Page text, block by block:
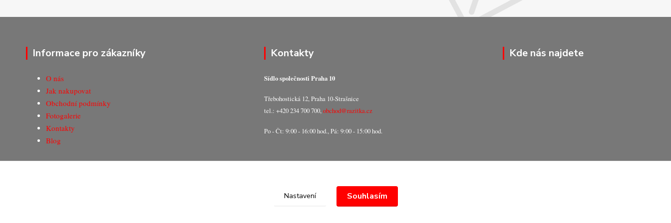
Informace pro zákazníky
O nás
Jak nakupovat
Obchodní podmínky
Fotogalerie
Kontakty
Blog
Kontakty
Sídlo společnosti Praha 10
Třebohostická 12, Praha 10-Strašnice
tel.: +420 234 700 700,obchod@razitka.cz
Po - Čt: 9:00 - 16:00 hod., Pá: 9:00 - 15:00 hod.
Kde nás najdete
Nastavení Souhlasím